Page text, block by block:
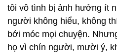
tôi vô tình bị ảnh hưởng ít
người không hiểu, không
bới móc mọi chuyện.
họ vì chín người, mười ý,